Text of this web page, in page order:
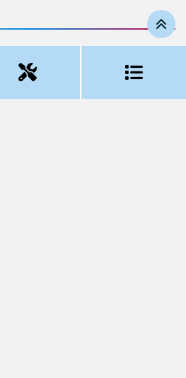
personnes candidates doivent